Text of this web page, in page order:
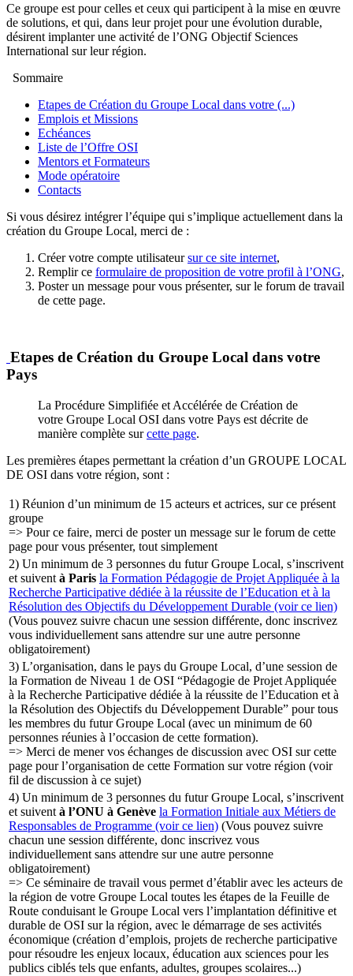
Ce groupe est pour celles et ceux qui participent à la mise en œuvre
de solutions, et qui, dans leur projet pour une évolution durable,
désirent implanter une activité de l’ONG Objectif Sciences
International sur leur région.
Sommaire
Etapes de Création du Groupe Local dans votre (...)
Emplois et Missions
Echéances
Liste de l’Offre OSI
Mentors et Formateurs
Mode opératoire
Contacts
Si vous désirez intégrer l’équipe qui s’implique actuellement dans la
création du Groupe Local, merci de :
Créer votre compte utilisateursur ce site internet,
Remplir ce formulaire de proposition de votre profil à l’ONG,
Poster un message pour vous présenter, sur le forum de travail
de cette page.
Etapes de Création du Groupe Local dans votre
Pays
La Procédure Simplifiée et Accélérée de Création de
votre Groupe Local OSI dans votre Pays est décrite de
manière complète surcette page.
Les premières étapes permettant la création d’un GROUPE LOCAL
DE OSI dans votre région, sont :
1) Réunion d’un minimum de 15 acteurs et actrices, sur ce présent
groupe
=> Pour ce faire, merci de poster un message sur le forum de cette
page pour vous présenter, tout simplement
2) Un minimum de 3 personnes du futur Groupe Local, s’inscrivent
et suivent à Paris la Formation Pédagogie de Projet Appliquée à la
Recherche Participative dédiée à la réussite de l’Education et à la
Résolution des Objectifs du Développement Durable (voir ce lien)
(Vous pouvez suivre chacun une session différente, donc inscrivez
vous individuellement sans attendre sur une autre personne
obligatoirement)
3) L’organisation, dans le pays du Groupe Local, d’une session de
la Formation de Niveau 1 de OSI “Pédagogie de Projet Appliquée
à la Recherche Participative dédiée à la réussite de l’Education et à
la Résolution des Objectifs du Développement Durable” pour tous
les membres du futur Groupe Local (avec un minimum de 60
personnes réunies à l’occasion de cette formation).
=> Merci de mener vos échanges de discussion avec OSI sur cette
page pour l’organisation de cette Formation sur votre région (voir
fil de discussion à ce sujet)
4) Un minimum de 3 personnes du futur Groupe Local, s’inscrivent
et suivent à l’ONU à Genève la Formation Initiale aux Métiers de
Responsables de Programme (voir ce lien) (Vous pouvez suivre
chacun une session différente, donc inscrivez vous
individuellement sans attendre sur une autre personne
obligatoirement)
=> Ce séminaire de travail vous permet d’établir avec les acteurs de
la région de votre Groupe Local toutes les étapes de la Feuille de
Route conduisant le Groupe Local vers l’implantation définitive et
durable de OSI sur la région, avec le démarrage de ses activités
économique (création d’emplois, projets de recherche participative
pour résoudre les enjeux locaux, éducation aux sciences pour les
publics ciblés tels que enfants, adultes, groupes scolaires...)